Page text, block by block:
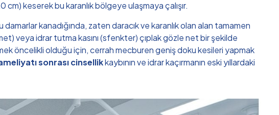
cm) keserek bu karanlık bölgeye ulaşmaya çalışır.
kanadığında, zaten daracık ve karanlık olan alan tamamen
veya idrar tutma kasını (sfenkter) çıplak gözle net bir şekilde
öncelikli olduğu için, cerrah mecburen geniş doku kesileri yapmak
sonrası cinsellikkaybının ve idrar kaçırmanın eski yıllardaki